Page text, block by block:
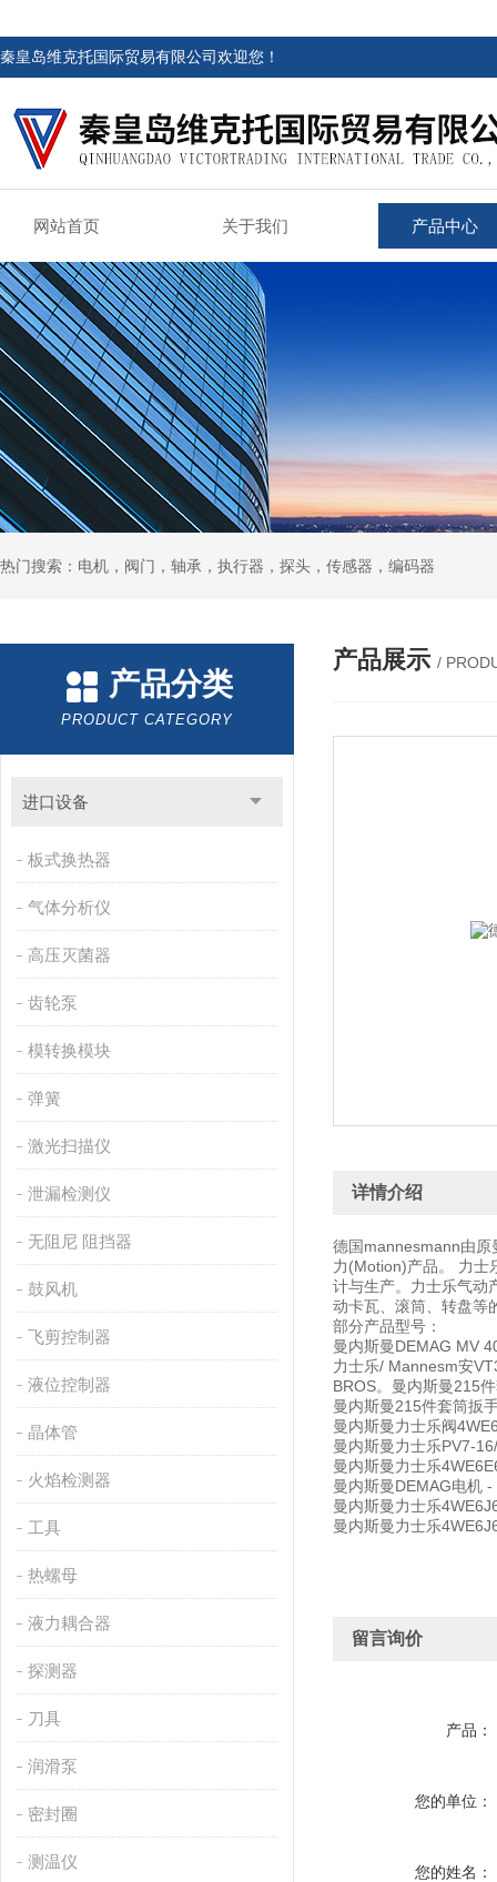
秦皇岛维克托国际贸易有限公司欢迎您！
网站首页 关于我们 产品中心
热门搜索：电机，阀门，轴承，执行器，探头，传感器，编码器
产品分类
PRODUCT CATEGORY
进口设备
板式换热器
气体分析仪
高压灭菌器
齿轮泵
模转换模块
弹簧
激光扫描仪
泄漏检测仪
无阻尼 阻挡器
鼓风机
飞剪控制器
液位控制器
晶体管
火焰检测器
工具
热螺母
液力耦合器
探测器
刀具
润滑泵
密封圈
测温仪
产品展示 /
详情介绍
德国mannesmann由
力(Motion)产品。 力士
计与生产。力士乐气动
动卡瓦、滚筒、转盘等
部分产品型号：
曼内斯曼DEMAG MV
力士乐/ Mannesm安
BROS。曼内斯曼215
曼内斯曼215件套筒扳
曼内斯曼力士乐阀
曼内斯曼力士乐PV7-
曼内斯曼力士乐
曼内斯曼DEMAG电机
曼内斯曼力士乐
曼内斯曼力士乐
留言询价
产品：
您的单位：
您的姓名：